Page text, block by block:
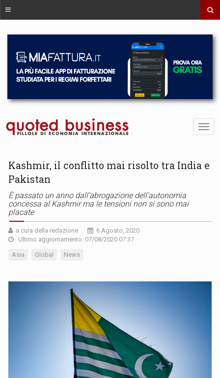
Kashmir, il conflitto mai risolto tra India e
Pakistan
È passato un anno dall’abrogazione dell’autonomia
concessa al Kashmir ma le tensioni non si sono mai
placate
a cura della redazione
6 Agosto, 2020
Ultimo aggiornamento: 07/08/2020 07:37
Asia Global News